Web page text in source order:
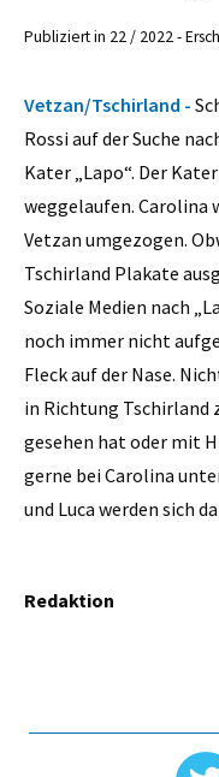
Publiziert in 22 / 2022 -
Vetzan/Tschirland -
Rossi auf der Suche
Kater „Lapo“. Der
weggelaufen. Carolina
Vetzan umgezogen.
Tschirland Plakate
Soziale Medien nach
noch immer nicht
Fleck auf der Nase.
in Richtung Tschirland
gesehen hat oder mit
gerne bei Carolina
und Luca werden sich
Redaktion